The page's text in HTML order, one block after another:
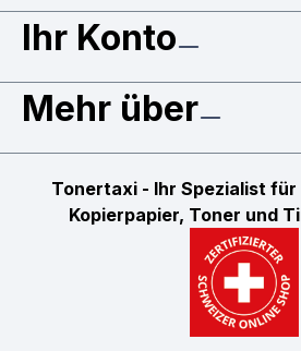
Ihr Konto
Mehr über
Tonertaxi - Ihr Spezialist
Kopierpapier, Toner und